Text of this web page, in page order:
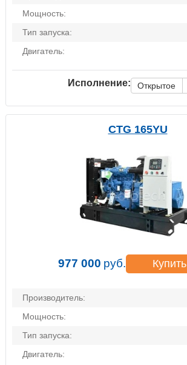
Мощность:
Тип запуска:
Двигатель:
Исполнение: Открытое
CTG 165YU
977 000 руб. Купить
Производитель:
Мощность:
Тип запуска:
Двигатель: